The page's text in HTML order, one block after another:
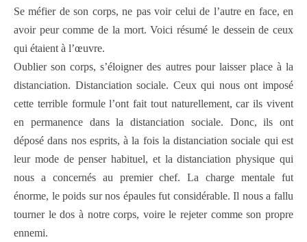
Se méfier de son corps, ne pas voir celui de l’autre en face, en
avoir peur comme de la mort. Voici résumé le dessein de ceux
qui étaient à l’œuvre.
Oublier son corps, s’éloigner des autres pour laisser place à la
distanciation. Distanciation sociale. Ceux qui nous ont imposé
cette terrible formule l’ont fait tout naturellement, car ils vivent
en permanence dans la distanciation sociale. Donc, ils ont
déposé dans nos esprits, à la fois la distanciation sociale qui est
leur mode de penser habituel, et la distanciation physique qui
nous a concernés au premier chef. La charge mentale fut
énorme, le poids sur nos épaules fut considérable. Il nous a fallu
tourner le dos à notre corps, voire le rejeter comme son propre
ennemi.